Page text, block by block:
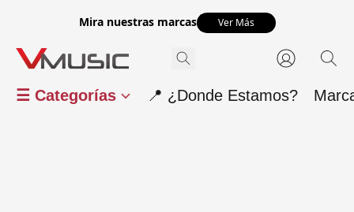
Mira nuestras marcas Ver Más
☰ Categorías 📍 ¿Donde Estamos?